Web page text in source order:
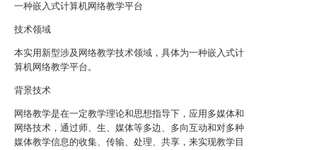
一种嵌入式计算机网络教学平台
技术领域
本实用新型涉及网络教学技术领域，具体为一种嵌入式计
算机网络教学平台。
背景技术
网络教学是在一定教学理论和思想指导下，应用多媒体和
网络技术，通过师、生、媒体等多边、多向互动和对多种
媒体教学信息的收集、传输、处理、共享，来实现教学目